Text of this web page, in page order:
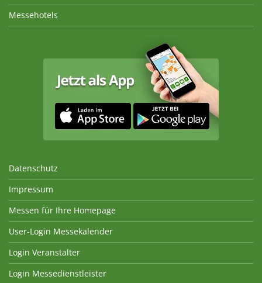
Messehotels
Datenschutz
Impressum
Messen für Ihre Homepage
User-Login Messekalender
Login Veranstalter
Login Messedienstleister